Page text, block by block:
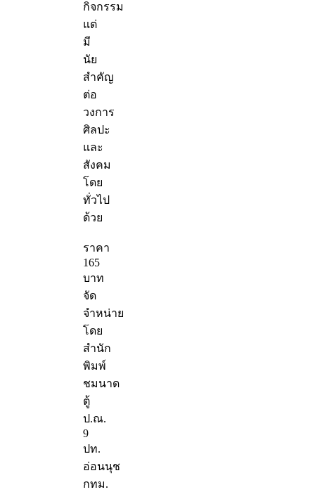
กิจกรรม
แต่
มี
นัย
สำคัญ
ต่อ
วงการ
ศิลปะ
และ
สังคม
โดย
ทั่วไป
ด้วย
ราคา
165
บาท
จัด
จำหน่าย
โดย
สำนัก
พิมพ์
ชมนาด
ตู้
ป.ณ.
9
ปท.
อ่อนนุช
กทม.